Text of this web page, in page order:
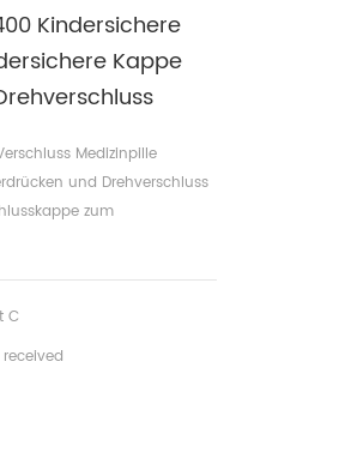
Kindersichere
Kappe
Medizinpille
und Drehverschluss
zum
C